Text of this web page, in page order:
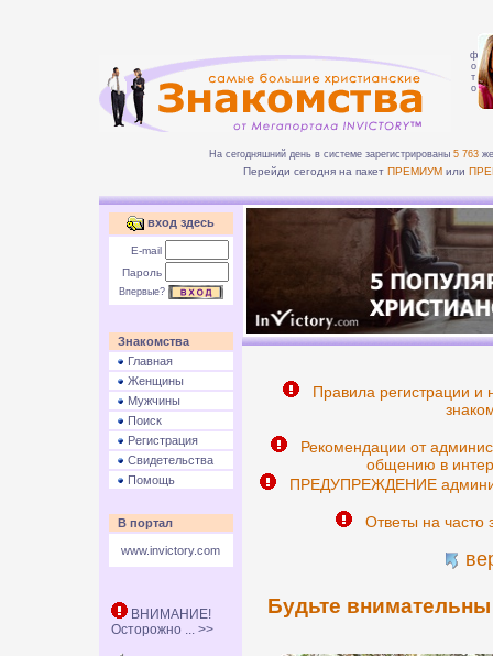
ф
о
т
о
На сегодняшний день в системе зарегистрированы 5 763
Перейди сегодня на пакет ПРЕМИУМили
вход здесь
E-mail
Пароль
Впервые?
Знакомства
Главная
Женщины
Мужчины
Поиск
Регистрация
Свидетельства
Помощь
В портал
www.invictory.com
ВНИМАНИЕ!
Осторожно ... >>
Правила регистрации и
Рекомендации от
общению в
ПРЕДУПРЕЖДЕНИЕ
Ответы на часто
Будьте